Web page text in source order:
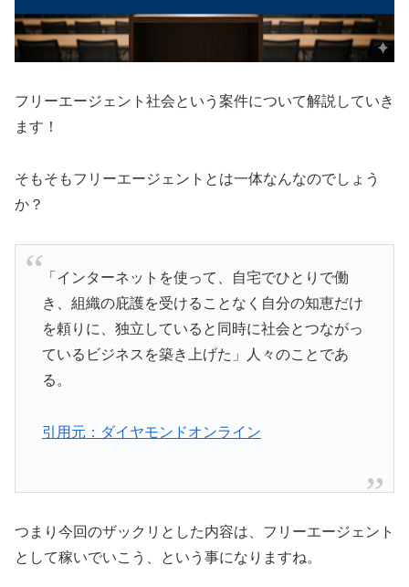
フリーエージェント社会という案件について解説していき
ます！
そもそもフリーエージェントとは一体なんなのでしょう
か？
「インターネットを使って、自宅でひとりで働
き、組織の庇護を受けることなく自分の知恵だけ
を頼りに、独立していると同時に社会とつながっ
ているビジネスを築き上げた」人々のことであ
る。
引用元：ダイヤモンドオンライン
つまり今回のザックリとした内容は、フリーエージェント
として稼いでいこう、という事になりますね。